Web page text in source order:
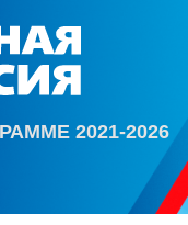
2021-2026